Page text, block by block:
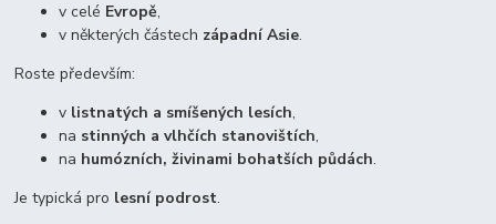
v celé Evropě,
v některých částech západní Asie.
Roste především:
v listnatých a smíšených lesích,
na stinných a vlhčích stanovištích,
na humózních, živinami bohatších půdách.
Je typická pro lesní podrost.